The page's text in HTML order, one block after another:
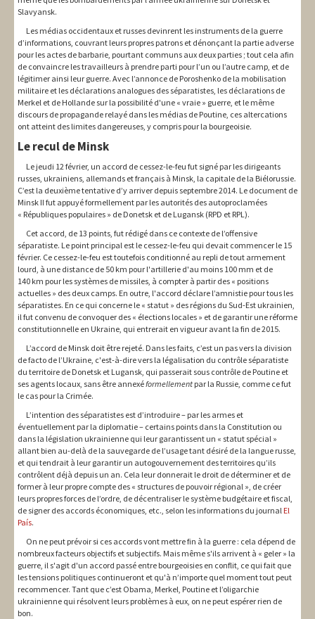
Slavyansk.
Les médias occidentaux et russes devinrent les instruments de la guerre
d’informations, couvrant leurs propres patrons et dénonçant la partie adverse
pour les actes de barbarie, pourtant communs aux deux parties ; tout cela afin
de convaincre les travailleurs à prendre parti pour l’un ou l’autre camp, et de
légitimer ainsi leur guerre. Avec l’annonce de Poroshenko de la mobilisation
militaire et les déclarations analogues des séparatistes, les déclarations de
Merkel et de Hollande sur la possibilité d'une « vraie » guerre, et le même
discours de propagande relayé dans les médias de Poutine, ces altercations
ont atteint des limites dangereuses, y compris pour la bourgeoisie.
Le recul de Minsk
Le jeudi 12 février, un accord de cessez-le-feu fut signé par les dirigeants
russes, ukrainiens, allemands et français à Minsk, la capitale de la Biélorussie.
C’est la deuxième tentative d’y arriver depuis septembre 2014. Le document de
Minsk II fut appuyé formellement par les autorités des autoproclamées
« Républiques populaires » de Donetsk et de Lugansk (RPD et RPL).
Cet accord, de 13 points, fut rédigé dans ce contexte de l’offensive
séparatiste. Le point principal est le cessez-le-feu qui devait commencer le 15
février. Ce cessez-le-feu est toutefois conditionné au repli de tout armement
lourd, à une distance de 50 km pour l'artillerie d'au moins 100 mm et de
140 km pour les systèmes de missiles, à compter à partir des « positions
actuelles » des deux camps. En outre, l'accord déclare l’amnistie pour tous les
séparatistes. En ce qui concerne le « statut » des régions du Sud-Est ukrainien,
il fut convenu de convoquer des « élections locales » et de garantir une réforme
constitutionnelle en Ukraine, qui entrerait en vigueur avant la fin de 2015.
L’accord de Minsk doit être rejeté. Dans les faits, c’est un pas vers la division
de facto de l’Ukraine, c'est-à-dire vers la légalisation du contrôle séparatiste
du territoire de Donetsk et Lugansk, qui passerait sous contrôle de Poutine et
ses agents locaux, sans être annexéformellement par la Russie, comme ce fut
le cas pour la Crimée.
L’intention des séparatistes est d’introduire – par les armes et
éventuellement par la diplomatie – certains points dans la Constitution ou
dans la législation ukrainienne qui leur garantissent un « statut spécial »
allant bien au-delà de la sauvegarde de l’usage tant désiré de la langue russe,
et qui tendrait à leur garantir un autogouvernement des territoires qu’ils
contrôlent déjà depuis un an. Cela leur donnerait le droit de déterminer et de
former à leur propre compte des « structures de pouvoir régional », de créer
leurs propres forces de l’ordre, de décentraliser le système budgétaire et fiscal,
de signer des accords économiques, etc., selon les informations du journal El
País.
On ne peut prévoir si ces accords vont mettre fin à la guerre : cela dépend de
nombreux facteurs objectifs et subjectifs. Mais même s'ils arrivent à « geler » la
guerre, il s'agit d'un accord passé entre bourgeoisies en conflit, ce qui fait que
les tensions politiques continueront et qu'à n’importe quel moment tout peut
recommencer. Tant que c’est Obama, Merkel, Poutine et l’oligarchie
ukrainienne qui résolvent leurs problèmes à eux, on ne peut espérer rien de
bon.